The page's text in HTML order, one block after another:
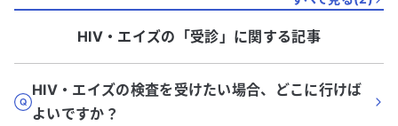
HIV・エイズの「受診 」に関する記事
HIV・エイズの検査を受けたい場合、どこに行けば
よいですか？